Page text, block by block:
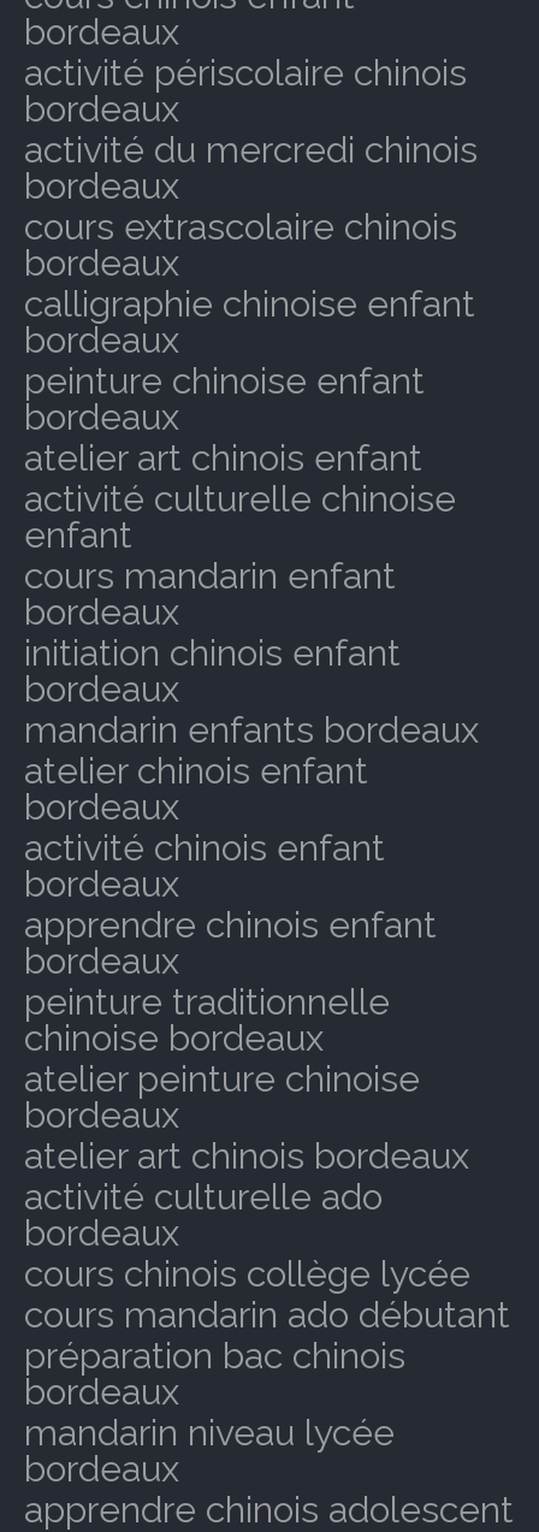
bordeaux
activité périscolaire chinois
bordeaux
activité du mercredi chinois
bordeaux
cours extrascolaire chinois
bordeaux
calligraphie chinoise enfant
bordeaux
peinture chinoise enfant
bordeaux
atelier art chinois enfant
activité culturelle chinoise
enfant
cours mandarin enfant
bordeaux
initiation chinois enfant
bordeaux
mandarin enfants bordeaux
atelier chinois enfant
bordeaux
activité chinois enfant
bordeaux
apprendre chinois enfant
bordeaux
peinture traditionnelle
chinoise bordeaux
atelier peinture chinoise
bordeaux
atelier art chinois bordeaux
activité culturelle ado
bordeaux
cours chinois collège lycée
cours mandarin ado débutant
préparation bac chinois
bordeaux
mandarin niveau lycée
bordeaux
apprendre chinois adolescent